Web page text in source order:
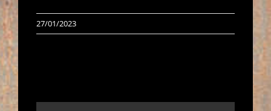
27/01/2023